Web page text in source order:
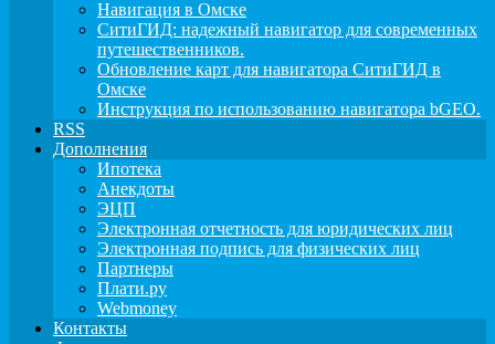
Навигация в Омске
СитиГИД: надежный навигатор для современных
путешественников.
Обновление карт для навигатора СитиГИД в
Омске
Инструкция по использованию навигатора bGEO.
RSS
Дополнения
Ипотека
Анекдоты
ЭЦП
Электронная отчетность для юридических лиц
Электронная подпись для физических лиц
Партнеры
Плати.ру
Webmoney
Контакты